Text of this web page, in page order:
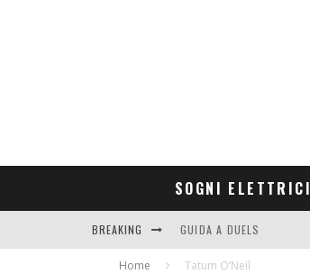
SOGNI ELETTRICI
BREAKING GUIDA A DUELS
CONTRIBUTORS
Home Tatum O’Neil